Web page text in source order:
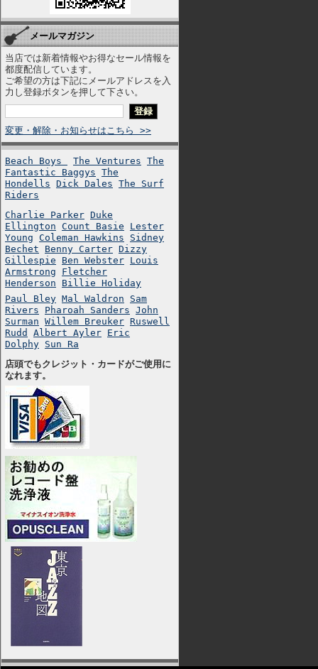
メールマガジン
当店では新着情報やお得なセール情報を
都度配信しています。
ご希望の方は下記にメールアドレスを入
力し登録ボタンを押して下さい。
変更・解除・お知らせはこちら >>
Beach Boys The Ventures The
Fantastic Baggys The
Hondells Dick Dales The Surf
Riders
Charlie Parker Duke
Ellington Count Basie
Lester
Young Coleman Hawkins
Sidney
Bechet
Benny Carter Dizzy
Gillespie
Ben Webster Louis
Armstrong
Fletcher
Henderson
Billie Holiday
Paul Bley Mal Waldron
Sam
Rivers
Pharoah Sanders John
Surman Willem Breuker Ruswell
Rudd
Albert Ayler Eric
Dolphy Sun Ra
店頭でもクレジット・カードがご使用に
なれます。